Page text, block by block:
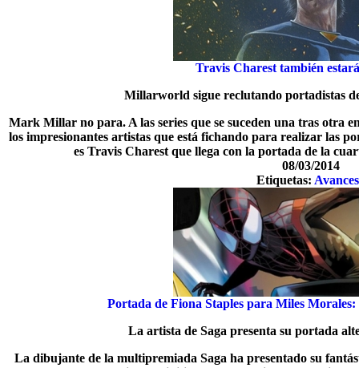
Travis Charest también
Millarworld sigue reclutando portadistas
Mark Millar no para. A las series que se suceden una tras otra
los impresionantes artistas que está fichando para realizar las
es Travis Charest que llega con la portada de la
08/03/2014
Etiquetas: Avances
Portada de Fiona Staples para Miles
La artista de Saga presenta su portada
La dibujante de la multipremiada Saga ha presentado su